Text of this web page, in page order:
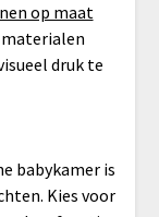
op maat
materialen
druk te
babykamer is
Kies voor